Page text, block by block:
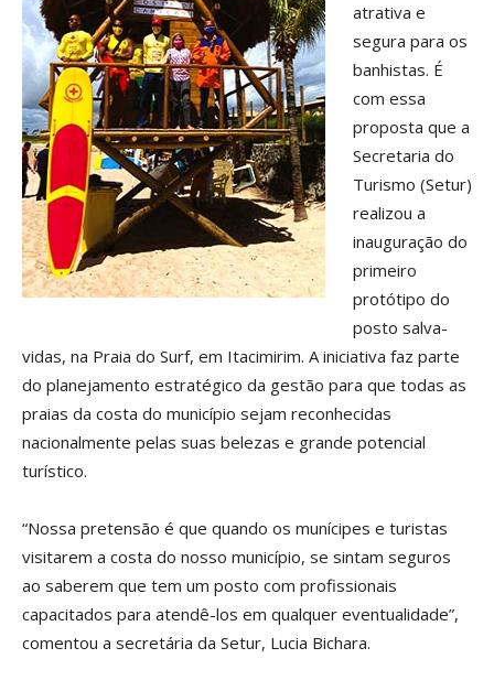
atrativa e
segura para os
banhistas. É
com essa
proposta que a
Secretaria do
Turismo (Setur)
realizou a
inauguração do
primeiro
protótipo do
posto salva-
vidas, na Praia do Surf, em Itacimirim. A iniciativa faz parte
do planejamento estratégico da gestão para que todas as
praias da costa do município sejam reconhecidas
nacionalmente pelas suas belezas e grande potencial
turístico.
“Nossa pretensão é que quando os munícipes e turistas
visitarem a costa do nosso município, se sintam seguros
ao saberem que tem um posto com profissionais
capacitados para atendê-los em qualquer eventualidade”,
comentou a secretária da Setur, Lucia Bichara.